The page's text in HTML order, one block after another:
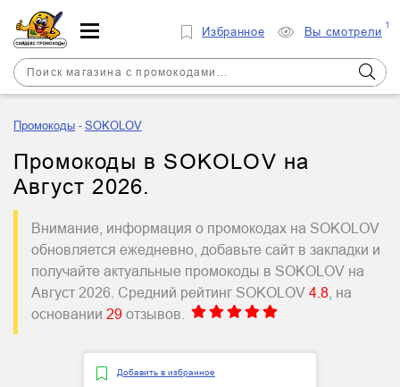
Промокоды SOKOLOV
Промокоды в SOKOLOV на
Август 2026.
Внимание, информация о промокодах на SOKOLOV
обновляется ежедневно, добавьте сайт в закладки и
получайте актуальные промокоды в SOKOLOV на
Август 2026. Средний рейтинг SOKOLOV 4.8 , на
основании 29 отзывов.
Добавить в избранное
Избранное Вы смотрели
1